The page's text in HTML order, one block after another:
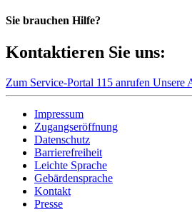
Sie brauchen Hilfe?
Kontaktieren Sie uns:
Zum Service-Portal 115 anrufen Unsere
Impressum
Zugangseröffnung
Datenschutz
Barrierefreiheit
Leichte Sprache
Gebärdensprache
Kontakt
Presse